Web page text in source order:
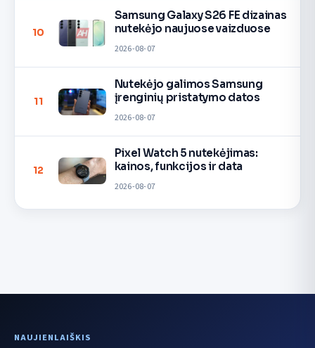
10
Samsung Galaxy S26 FE dizainas
nutekėjo naujuose vaizduose
2026-08-07
11
Nutekėjo galimos Samsung
įrenginių pristatymo datos
2026-08-07
12
Pixel Watch 5 nutekėjimas:
kainos, funkcijos ir data
2026-08-07
NAUJIENLAIŠKIS